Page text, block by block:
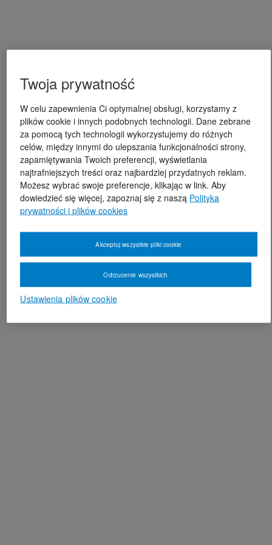
Twoja prywatność
W celu zapewnienia Ci optymalnej obsługi, korzystamy z
plików cookie i innych podobnych technologii. Dane zebrane
za pomocą tych technologii wykorzystujemy do różnych
celów, między innymi do ulepszania funkcjonalności strony,
zapamiętywania Twoich preferencji, wyświetlania
najtrafniejszych treści oraz najbardziej przydatnych reklam.
Możesz wybrać swoje preferencje, klikając w link. Aby
dowiedzieć się więcej, zapoznaj się z naszą Polityką
prywatności i plików cookies
Ustawienia plików cookie
Odrzucenie wszystkich
Akceptuj wszystkie pliki cookie